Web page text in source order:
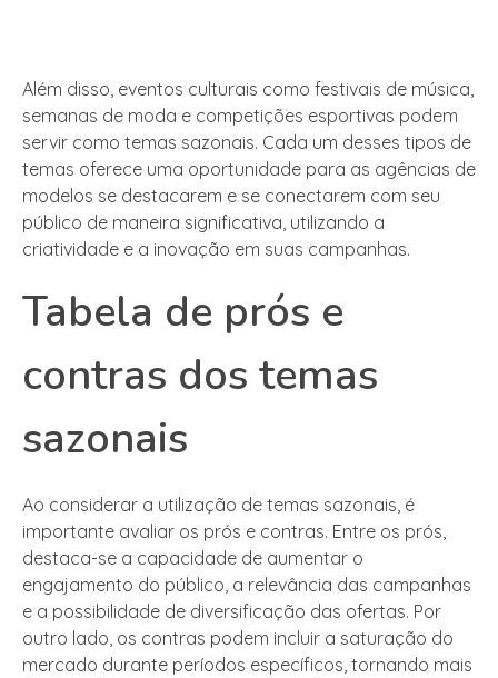
Além disso, eventos culturais como festivais de música,
semanas de moda e competições esportivas podem
servir como temas sazonais. Cada um desses tipos de
temas oferece uma oportunidade para as agências de
modelos se destacarem e se conectarem com seu
público de maneira significativa, utilizando a
criatividade e a inovação em suas campanhas.
Tabela de prós e
contras dos temas
sazonais
Ao considerar a utilização de temas sazonais, é
importante avaliar os prós e contras. Entre os prós,
destaca-se a capacidade de aumentar o
engajamento do público, a relevância das campanhas
e a possibilidade de diversificação das ofertas. Por
outro lado, os contras podem incluir a saturação do
mercado durante períodos específicos, tornando mais